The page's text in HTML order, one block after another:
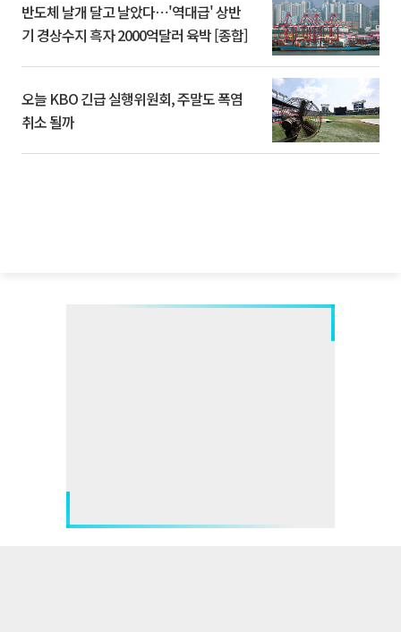
반도체 날개 달고 날았다⋯'역대급' 상반
기 경상수지 흑자 2000억달러 육박 [종합]
오늘 KBO 긴급 실행위원회, 주말도 폭염
취소 될까